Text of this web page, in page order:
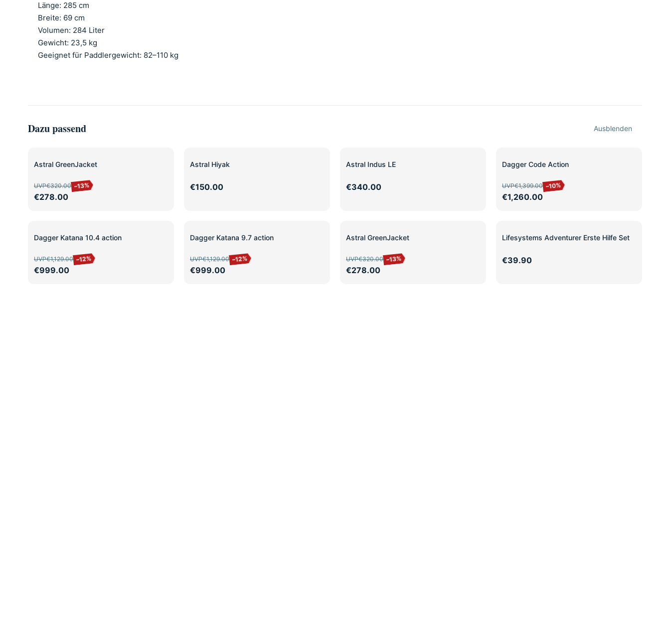
Länge: 285 cm
Breite: 69 cm
Volumen: 284 Liter
Gewicht: 23,5 kg
Geeignet für Paddlergewicht: 82–110 kg
Dazu passend Ausblenden
SALE
Astral GreenJacket
UVP€320.00 –13%
€278.00
Astral Hiyak
€150.00
Astral Indus LE
€340.00
SALE
Dagger Code Action
UVP€1,399.00 –10%
€1,260.00
SALE
Dagger Katana 10.4 action
UVP€1,129.00 –12%
€999.00
SALE
Dagger Katana 9.7 action
UVP€1,129.00 –12%
€999.00
SALE
Astral GreenJacket
UVP€320.00 –13%
€278.00
Lifesystems Adventurer Erste Hilfe Set
€39.90